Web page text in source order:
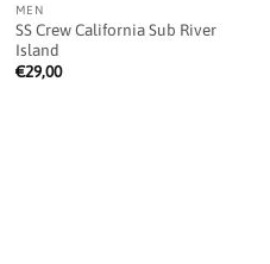
MEN
SS Crew California Sub River
Island
€29,00